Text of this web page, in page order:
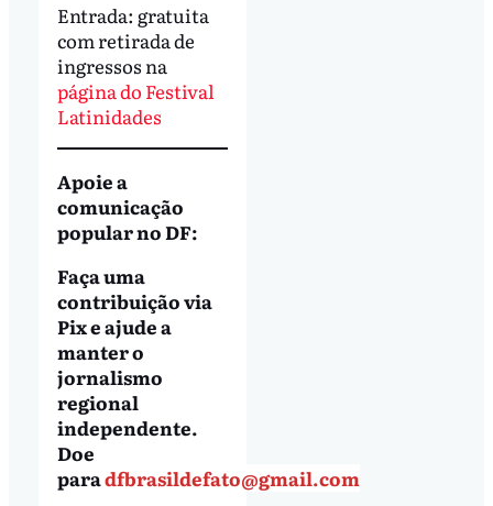
Entrada: gratuita
com retirada de
ingressos na
página do Festival
Latinidades
Apoie a
comunicação
popular no DF:
Faça uma
contribuição via
Pix e ajude a
manter o
jornalismo
regional
independente.
Doe
paradfbrasildefato@gmail.com